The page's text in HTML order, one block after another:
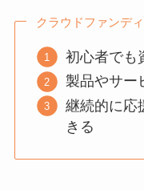
クラウドファンデ
初心者でも
製品やサー
継続的に応
きる